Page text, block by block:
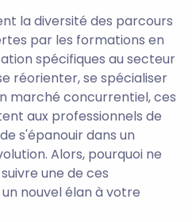
la diversité des parcours
par les formations en
spécifiques au secteur
réorienter, se spécialiser
marché concurrentiel, ces
aux professionnels de
s'épanouir dans un
Alors, pourquoi ne
une de ces
nouvel élan à votre